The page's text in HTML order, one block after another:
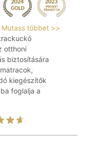
Mutass többet >>
otthoni
biztosítására
kiegészítők
foglalja a